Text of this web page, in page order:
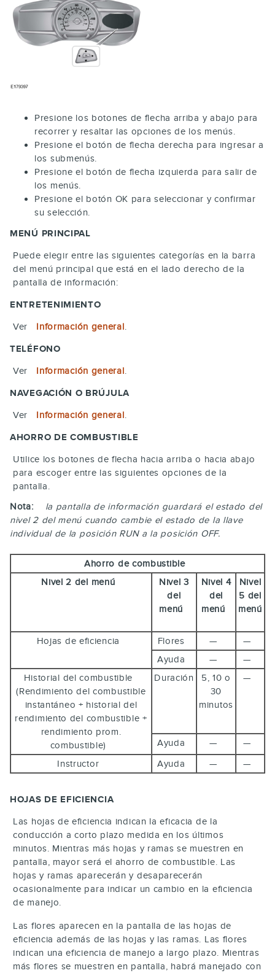
Presione los botones de flecha arriba y abajo para
recorrer y resaltar las opciones de los menús.
Presione el botón de flecha derecha para ingresar a
los submenús.
Presione el botón de flecha izquierda para salir de
los menús.
Presione el botón OK para seleccionar y confirmar
su selección.
MENÚ PRINCIPAL
Puede elegir entre las siguientes categorías en la barra
del menú principal que está en el lado derecho de la
pantalla de información:
ENTRETENIMIENTO
Ver Información general.
TELÉFONO
Ver Información general.
NAVEGACIÓN O BRÚJULA
Ver Información general.
AHORRO DE COMBUSTIBLE
Utilice los botones de flecha hacia arriba o hacia abajo
para escoger entre las siguientes opciones de la
pantalla.
Nota:
la pantalla de información guardará el estado del
nivel 2 del menú cuando cambie el estado de la llave
individual de la posición RUN a la posición OFF.
Ahorro de combustible
Nivel 2 del menú
Nivel 3
del
menú
Nivel 4
del
menú
Nivel
5 del
menú
Hojas de eficiencia Flores —
—
Ayuda
—
—
Historial del combustible
(Rendimiento del combustible
instantáneo + historial del
rendimiento del combustible +
rendimiento prom.
combustible)
Duración
5, 10 o
30
minutos
—
Ayuda —
—
Instructor
Ayuda — —
HOJAS DE EFICIENCIA
Las hojas de eficiencia indican la eficacia de la
conducción a corto plazo medida en los últimos
minutos. Mientras más hojas y ramas se muestren en
pantalla, mayor será el ahorro de combustible. Las
hojas y ramas aparecerán y desaparecerán
ocasionalmente para indicar un cambio en la eficiencia
de manejo.
Las flores aparecen en la pantalla de las hojas de
eficiencia además de las hojas y las ramas. Las flores
indican una eficiencia de manejo a largo plazo. Mientras
más flores se muestren en pantalla, habrá manejado con